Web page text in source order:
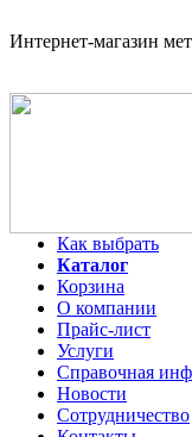
Интернет-магазин
Как выбрать
Каталог
Корзина
О компании
Прайс-лист
Услуги
Справочная
Новости
Сотрудничество